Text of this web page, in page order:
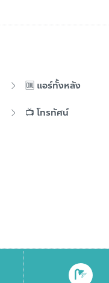
🆒 แอร์ทั้งหลัง
📺 โทรทัศน์